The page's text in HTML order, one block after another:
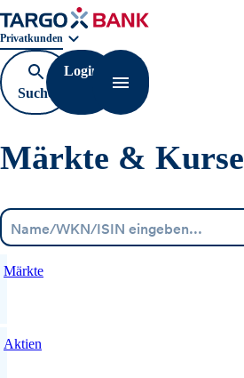
Geschäftsbereichnavigation. Aktuelle Auswahl:
Privatkunden
Suche
öffnen
Login
Navigation öffnen
Märkte & Kurse
Märkte
Aktien